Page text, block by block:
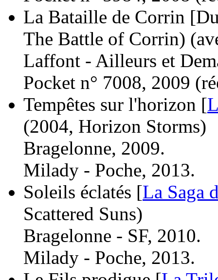
La Bataille de Corrin
The Battle of Corrin)
Laffont - Ailleurs et
Pocket n° 7008, 2009 (
Tempêtes sur l'horizon [
(2004, Horizon Storms)
Bragelonne, 2009.
Milady - Poche, 2013.
Soleils éclatés [La Saga
Scattered Suns)
Bragelonne - SF, 2010.
Milady - Poche, 2013.